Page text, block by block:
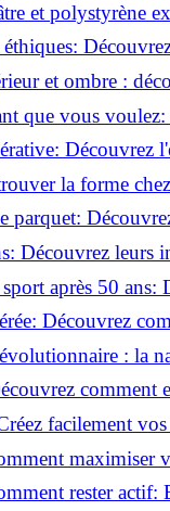
et polystyrène
routine beauté!
et ombre :
votre maison !
que vous
bénéfique!Découvrez
de la cosmétique
la forme
et
parquet:
Découvrez leurs
après 50 ans:
Découvrez
déco tendance!
: la
!
comment
sportive!
facilement vos
maximiser
révélés!rester actif: